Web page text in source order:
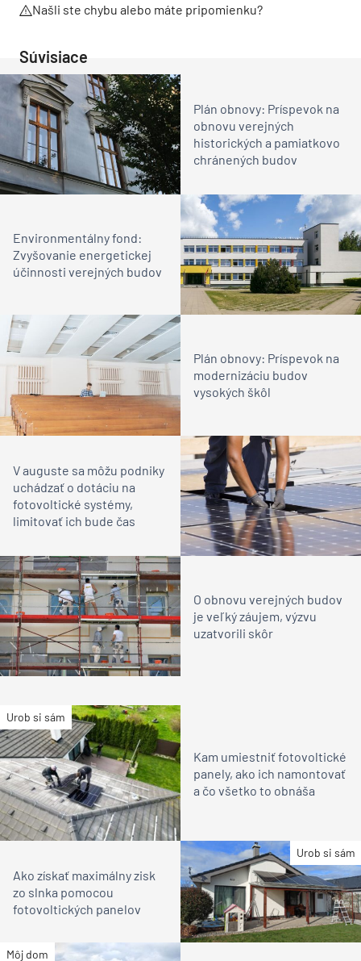
Našli ste chybu alebo máte pripomienku?
Súvisiace
Plán obnovy: Príspevok na
obnovu verejných
historických a pamiatkovo
chránených budov
Environmentálny fond:
Zvyšovanie energetickej
účinnosti verejných budov
Plán obnovy: Príspevok na
modernizáciu budov
vysokých škôl
V auguste sa môžu podniky
uchádzať o dotáciu na
fotovoltické systémy,
limitovať ich bude čas
O obnovu verejných budov
je veľký záujem, výzvu
uzatvorili skôr
Urob si sám
Kam umiestniť fotovoltické
panely, ako ich namontovať
a čo všetko to obnáša
Urob si sám
Ako získať maximálny zisk
zo slnka pomocou
fotovoltických panelov
Môj dom